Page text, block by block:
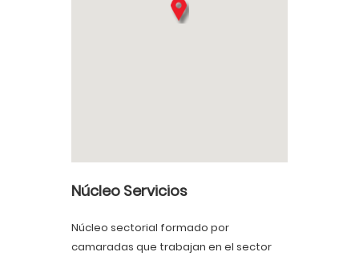
Núcleo Servicios
Núcleo sectorial formado por
camaradas que trabajan en el sector